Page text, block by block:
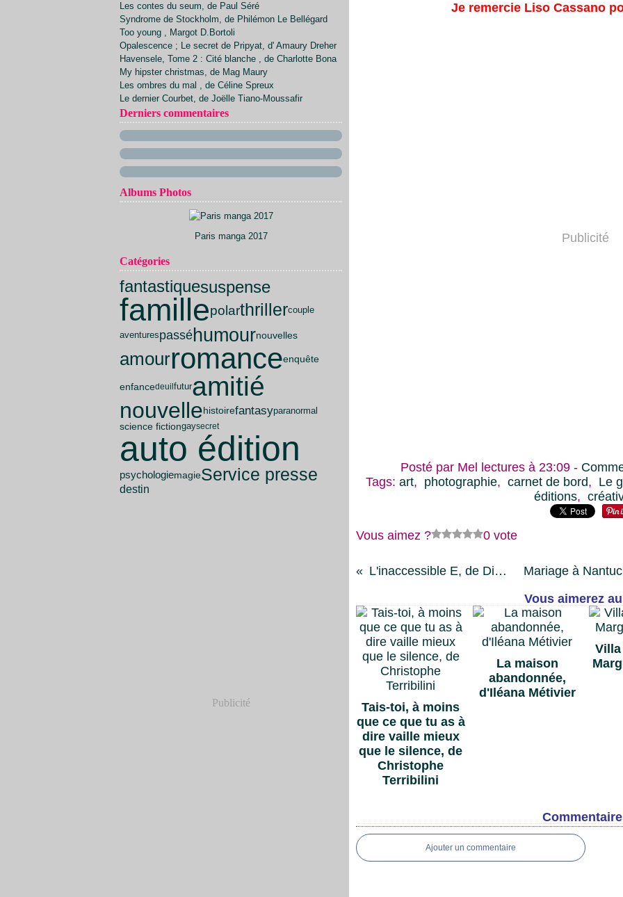
Avril(13)
Mars(9)
Février (9)
Janvier(11)
Juin(21)
Mai(29)
Avril(30)
Mars(32)
Février(40)
Janvier (33)
Juillet(23)
Juin(14)
Mai(15)
Avril(12)
Mars(11)
Février(10)
Janvier(15)
Août(5)
Les contes du seum, de Paul Séré
Syndrome de Stockholm, de Philémon Le Bellégard
Too young , Margot D.Bortoli
Opalescence ; Le secret de Pripyat, d' Amaury Dreher
Havensele, Tome 2 : Cité blanche , de Charlotte Bona
My hipster christmas, de Mag Maury
Les ombres du mal , de Céline Spreux
Le dernier Courbet, de Joëlle Tiano-Moussafir
Derniers commentaires
Albums Photos
Paris manga 2017
Catégories
fantastiquesuspense
famillepolarthrillercouple
aventurespasséhumournouvelles
amourromanceenquête
enfancedeuilfuturamitié
nouvelle histoirefantasyparanormal
science fictiongaysecret
auto édition
psychologiemagieService presse
destin
Publicité
Je remercie Liso Cassano
Publicité
Posté par Mel lectures à 23:09 -
Tags: art, photographie, carnet de bord, Le
éditions,
Vous aimez ? 0 vote
L'inaccessible E, de Diane Lélo
Vous aimerez
Tais-toi, à moins
que ce que tu as à
dire vaille mieux
que le silence, de
Christophe
Terribilini
La maison
abandonnée,
d'Iléana Métivier
Ajouter un commentaire